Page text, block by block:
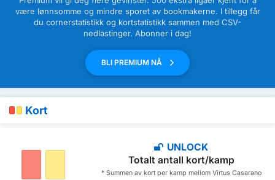
være lønnsomme og mindre sporet av bookmakerne. I tillegg får
du cornerstatistikk og kortstatistikk sammen med CSV-
nedlastinger. Abonner i dag!
BLI PREMIUM NÅ
Kort
UNLOCK
Totalt antall kort/kamp
* Summen av kort per kamp mellom Virtus Casarano